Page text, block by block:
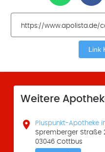
Link
Weitere

Pluspunkt-Apotheke
Spremberger Straße
03046 Cottbus